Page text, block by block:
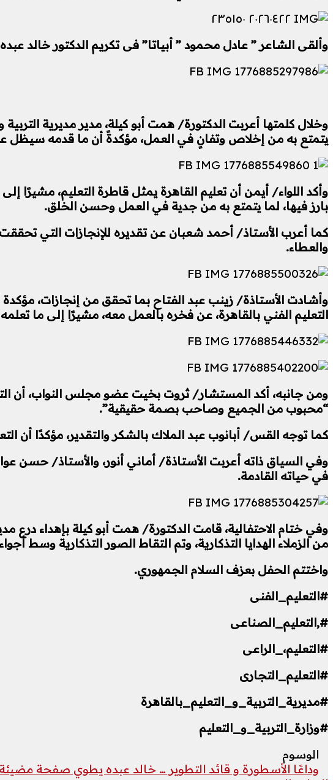
وألقى الشاعر ” عادل محمود ” أبياتا” فى تكريم الدكتور خالد
وخلال كلمتها أعربت الدكتورة/ همت أبو كيلة، مدير مديرية
يتمتع به من إخلاص وتفانٍ في العمل، مؤكدةً أن ما قدمه سيظل
وأكد اللواء/ أيمن أن تعليم القاهرة يمثل قاطرة التعليم، مشيرًا
بارز فيها، لما يتمتع به من جدية في العمل وحسن الخلق.
كما أعرب الأستاذ/ أحمد شعبان عن تقديره للإنجازات التي
والعطاء.
وأشادت الأستاذة/ زينب عبد الفتاح بما تحقق من إنجازات،
التعليم الفني بالقاهرة، عن فخره بالعمل معه، مشيرًا إلى ما
ومن جانبه، أكد المستشار/ ثروت بخيت عضو مجلس النواب، أن
“محبوب من الجميع وصاحب بصمة حقيقية”.
كما توجه القس/ أبانوب عبد الملاك بالشكر والتقدير، مؤكدًا أن
وفي السياق ذاته أعربت الأستاذة/ أماني أنور، والأستاذ/ حسن
في حياته القادمة.
وفي ختام الاحتفالية، قامت الدكتورة/ همت أبو كيلة بإهداء درع
من الزملاء الهدايا التذكارية، وتم التقاط الصور التذكارية وسط
واختتم الحفل بعزف السلام الجمهوري.
#التعليم_الفنى
#,التعليم_الصناعى
#التعليم،_الراعى
#التعليم_التجارى
#مديرية_التربية_و_التعليم_بالقاهرة
#وزارة_التربية_و_التعليم
الوسوم
وداعًا الأسطورة و قائد التطوير … خالد عبده يطوي صفحة مضيئة